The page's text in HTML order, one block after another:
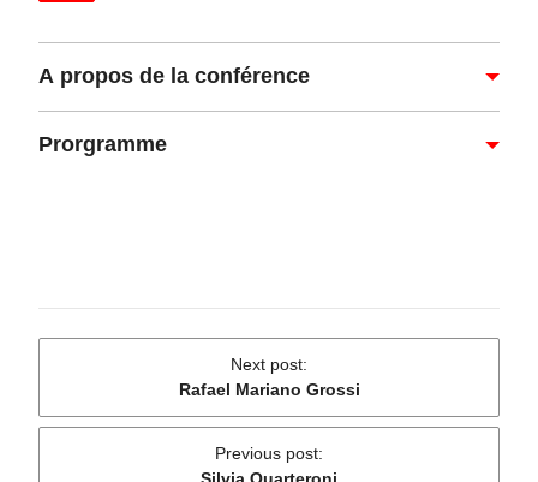
A propos de la conférence
Prorgramme
Next post:
Rafael Mariano Grossi
Previous post: